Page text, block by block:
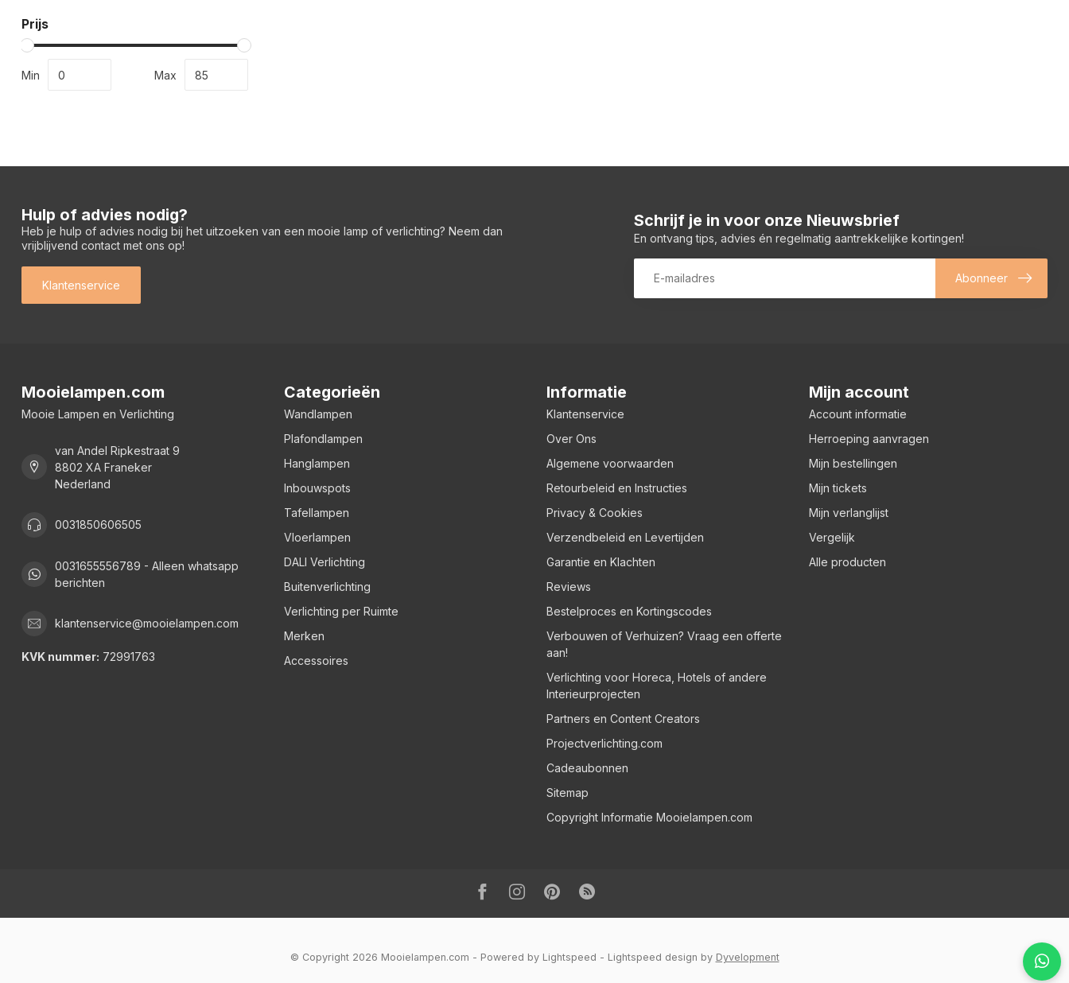
Prijs
Min Max
Hulp of advies nodig?
Heb je hulp of advies nodig bij het uitzoeken van een mooie lamp of verlichting? Neem dan
vrijblijvend contact met ons op!
Klantenservice
Schrijf je in voor onze Nieuwsbrief
En ontvang tips, advies én regelmatig aantrekkelijke kortingen!
Abonneer
Mooielampen.com
Mooie Lampen en Verlichting
van Andel Ripkestraat 9
8802 XA Franeker
Nederland
0031850606505
0031655556789 - Alleen whatsapp
berichten
klantenservice@mooielampen.com
KVK nummer: 72991763
Categorieën
Wandlampen
Plafondlampen
Hanglampen
Inbouwspots
Tafellampen
Vloerlampen
DALI Verlichting
Buitenverlichting
Verlichting per Ruimte
Merken
Accessoires
Informatie
Klantenservice
Over Ons
Algemene voorwaarden
Retourbeleid en Instructies
Privacy & Cookies
Verzendbeleid en Levertijden
Garantie en Klachten
Reviews
Bestelproces en Kortingscodes
Verbouwen of Verhuizen? Vraag een offerte
aan!
Verlichting voor Horeca, Hotels of andere
Interieurprojecten
Partners en Content Creators
Projectverlichting.com
Cadeaubonnen
Sitemap
Copyright Informatie Mooielampen.com
Mijn account
Account informatie
Herroeping aanvragen
Mijn bestellingen
Mijn tickets
Mijn verlanglijst
Vergelijk
Alle producten
© Copyright 2026 Mooielampen.com - Powered by Lightspeed - Lightspeed design by Dyvelopment